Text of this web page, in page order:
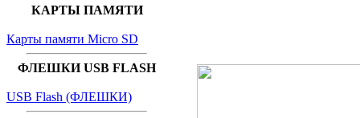
КАРТЫ ПАМЯТИ
Карты памяти Micro SD
ФЛЕШКИ USB FLASH
USB Flash (ФЛЕШКИ)